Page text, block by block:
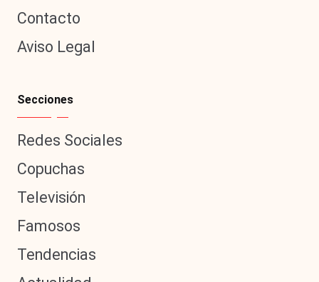
Contacto
Aviso Legal
Secciones
Redes Sociales
Copuchas
Televisión
Famosos
Tendencias